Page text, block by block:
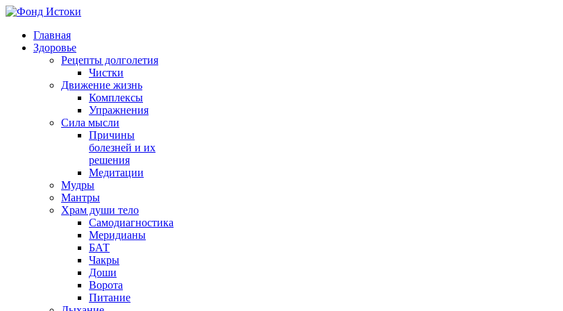
Главная
Здоровье
Рецепты долголетия
Чистки
Движение жизнь
Комплексы
Упражнения
Сила мысли
Причины
болезней и их
решения
Медитации
Мудры
Мантры
Храм души тело
Самодиагностика
Меридианы
БАТ
Чакры
Доши
Ворота
Питание